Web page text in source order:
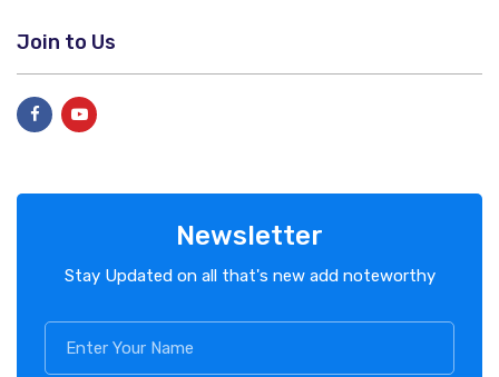
Join to Us
Newsletter
Stay Updated on all that's new add noteworthy